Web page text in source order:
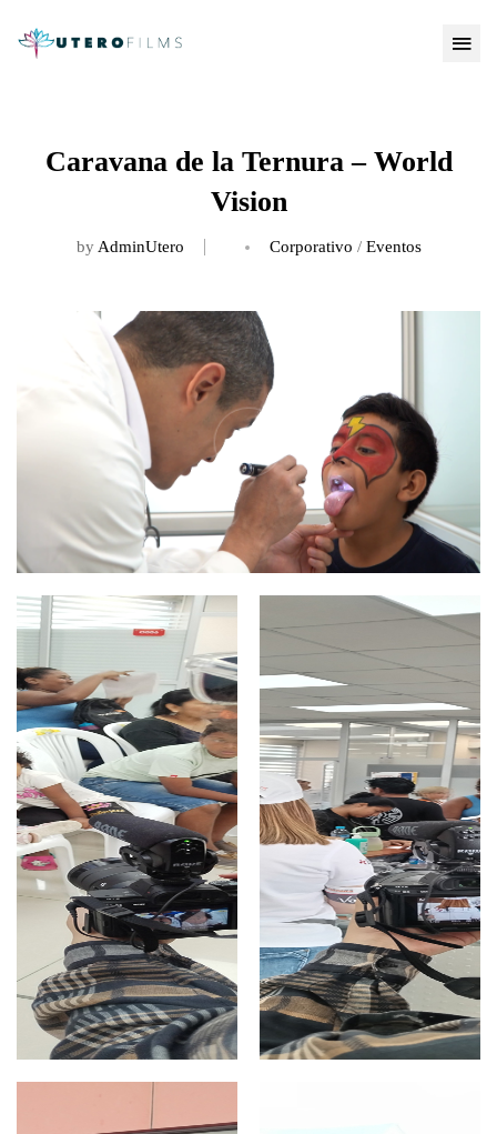
Caravana de la Ternura – World
Vision
byAdminUtero Corporativo / Eventos